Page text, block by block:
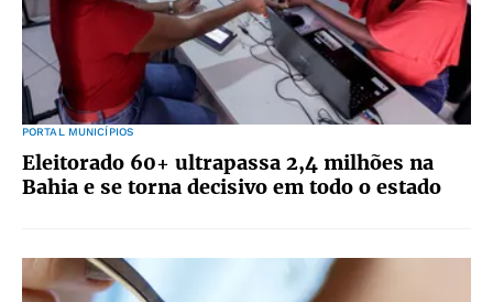
PORTAL MUNICÍPIOS
Eleitorado 60+ ultrapassa 2,4 milhões na
Bahia e se torna decisivo em todo o estado